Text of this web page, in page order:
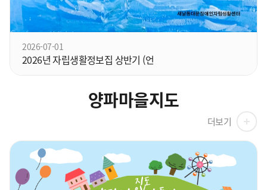
2026-07-01
2026년 자립생활정보집 상반기 (언
양파마을지도
더보기